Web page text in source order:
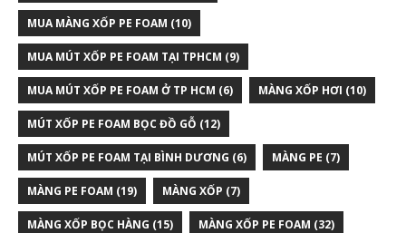
MUA MÀNG XỐP PE FOAM (10)
MUA MÚT XỐP PE FOAM TẠI TPHCM (9)
MUA MÚT XỐP PE FOAM Ở TP HCM (6) MÀNG XỐP HƠI (10)
MÚT XỐP PE FOAM BỌC ĐỒ GỖ (12)
MÚT XỐP PE FOAM TẠI BÌNH DƯƠNG (6) MÀNG PE (7)
MÀNG PE FOAM (19) MÀNG XỐP (7)
MÀNG XỐP BỌC HÀNG (15) MÀNG XỐP PE FOAM (32)